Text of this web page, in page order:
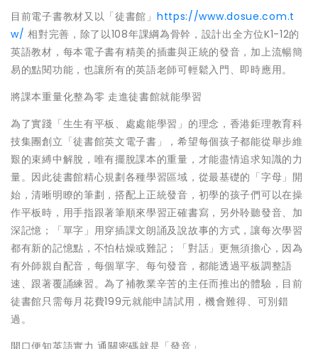
目前電子書教材又以「徒書館」 https://www.dosue.com.t
w/ 相對完善，除了以108年課綱為骨幹，設計出全方位K1-12的
英語教材，每本電子書有精美的插畫與正統的發音，加上流暢簡
易的點閱功能，也讓所有的英語老師可輕鬆入門、即時應用。
將課本重量化整為零 走進徒書館就能學習
為了實踐「生生有平板、處處能學習」的理念，香港鉅理教育科
技集團創立「徒書館英文電子書」，希望每個孩子都能從舉步維
艱的束縛中解脫，唯有擺脫課本的重量，才能盡情追求知識的力
量。因此徒書館精心規劃各種學習區域，從最基礎的「字母」開
始，清晰明瞭的筆劃，搭配上正統發音，初學的孩子們可以在操
作平板時，用手指跟著筆順來學習正確書寫，另外聆聽發音、加
深記憶；「單字」用穿插課文朗誦及說故事的方式，讓每次學習
都有新的記憶點，不怕枯燥或難記；「對話」更無須擔心，因為
有外師親自配音，每個單字、每句發音，都能透過平板調整語
速、跟著覆誦練習。為了補教業辛苦的主任而推出的體驗，目前
徒書館只需每月花費199元就能申請試用，機會難得、可別錯
過。
開口便知英語實力 通關密碼就是「發音」